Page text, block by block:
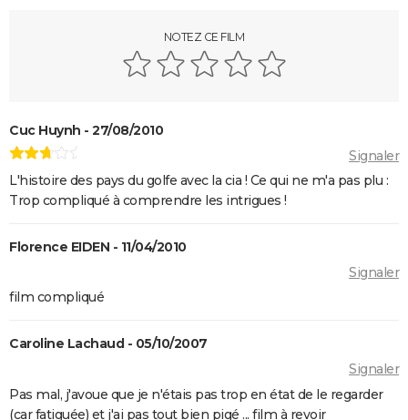
Insaisissables 3 : de premières images du braquage
Decision to leave
Seven
A Couteaux Tirés : synopsis, casting, streaming, avis,
bande-annonce, interview...
Zodiac : synopsis, casting, bande-annonce, histoire
Black Swan
Fight Club
Le Silence des agneaux
NOTEZ CE FILM
Cuc Huynh - 27/08/2010
Signaler
L'histoire des pays du golfe avec la cia ! Ce qui ne m'a pas plu :
Trop compliqué à comprendre les intrigues !
Florence EIDEN - 11/04/2010
Signaler
film compliqué
Caroline Lachaud - 05/10/2007
Signaler
Pas mal, j'avoue que je n'étais pas trop en état de le regarder
(car fatiguée) et j'ai pas tout bien pigé ... film à revoir